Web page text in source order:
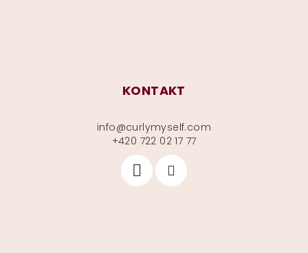
KONTAKT
info@curlymyself.com
+420 722 02 17 77